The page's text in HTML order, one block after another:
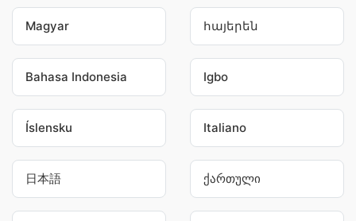
Magyar հայերեն
Bahasa Indonesia Igbo
Íslensku Italiano
日本語 ქართული